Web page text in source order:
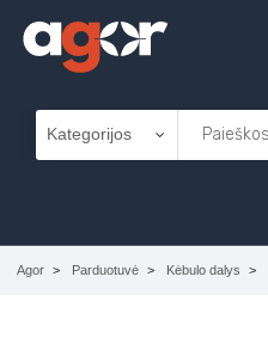
Agor Parduotuvė Kėbulo dalys